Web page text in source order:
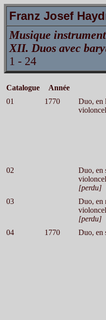
Franz Josef
Musique
XII. Duos avec
1 - 24
Catalogue Année
01
1770
Duo, en
02
Duo, en
[perdu]
03
Duo, en
[perdu]
04
1770 Duo, en